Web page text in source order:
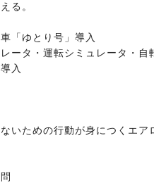
る。
「ゆとり号」導入
ータ・運転シミュレータ・
入
いための行動が身につくエ